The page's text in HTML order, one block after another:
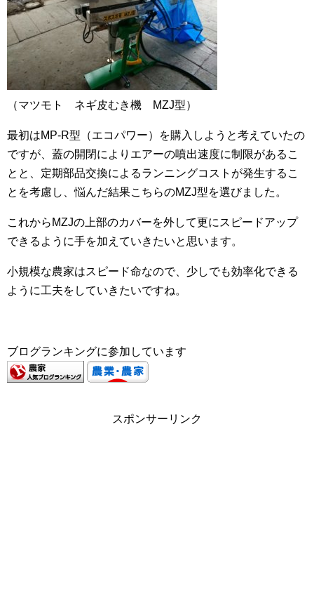
（マツモト ネギ皮むき機 MZJ型）
最初はMP-R型（エコパワー）を購入しようと考えていたの
ですが、蓋の開閉によりエアーの噴出速度に制限があるこ
とと、定期部品交換によるランニングコストが発生するこ
とを考慮し、悩んだ結果こちらのMZJ型を選びました。
これからMZJの上部のカバーを外して更にスピードアップ
できるように手を加えていきたいと思います。
小規模な農家はスピード命なので、少しでも効率化できる
ように工夫をしていきたいですね。
ブログランキングに参加しています
スポンサーリンク